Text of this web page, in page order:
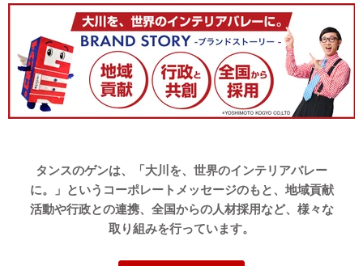
ます。
08/13/2025
モデルの犬のサイズ等がとても参考になりました。気に入って
>>タンスのゲンが返信しました
この度は、タンスのゲンをご利用いただき誠にありがとう
れしく思っております。
タンスのゲンは、「大川を、世界のインテリアバレー
に。」というコーポレートメッセージのもと、地域貢献
活動や行政との連携、全国からの人材採用など、様々な
取り組みを行っています。